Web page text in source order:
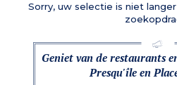
Sorry, uw selectie is niet
Geniet van de restaurants
Presqu'île en